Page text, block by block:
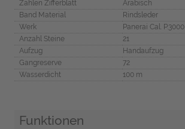
Zahlen Zifferblatt
Arabisch
Band Material
Rindsleder
Werk
Panerai Cal. P.3000
Anzahl Steine
21
Aufzug
Handaufzug
Gangreserve
72
Wasserdicht
100 m
Funktionen